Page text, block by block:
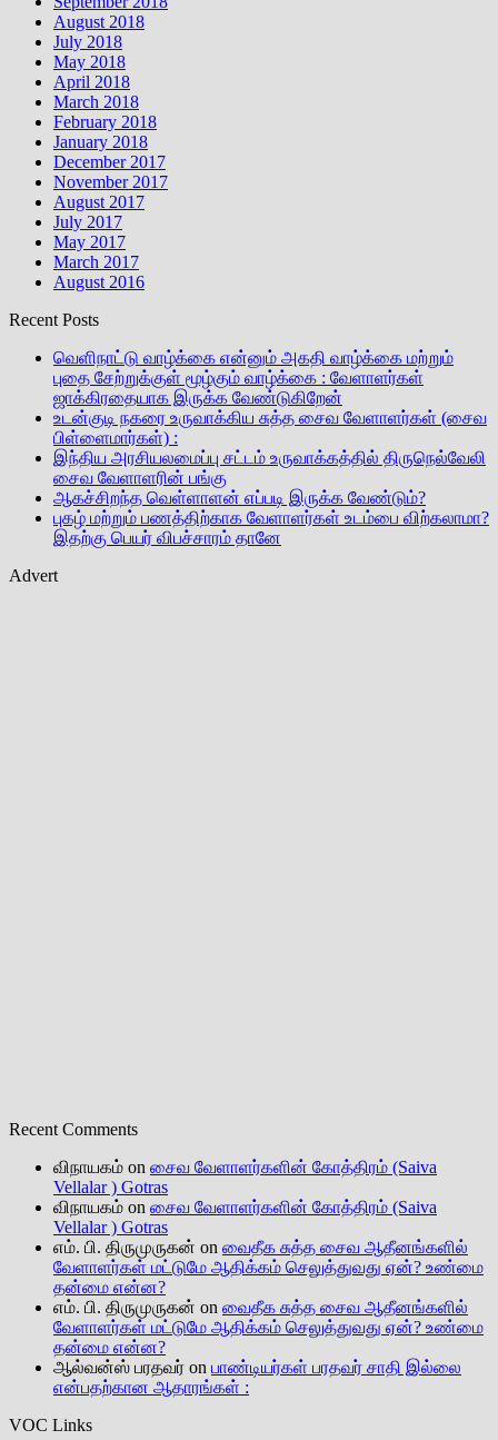
August 2018
July 2018
May 2018
April 2018
March 2018
February 2018
January 2018
December 2017
November 2017
August 2017
July 2017
May 2017
March 2017
August 2016
Recent Posts
வெளிநாட்டு வாழ்க்கை என்னும் அகதி வாழ்க்கை மற்றும்
புதை சேற்றுக்குள் மூழ்கும் வாழ்க்கை : வேளாளர்கள்
ஜாக்கிரதையாக இருக்க வேண்டுகிறேன்
உடன்குடி நகரை உருவாக்கிய சுத்த சைவ வேளாளர்கள் (சைவ
பிள்ளைமார்கள்) :
இந்திய அரசியலமைப்பு சட்டம் உருவாக்கத்தில் திருநெல்வேலி
சைவ வேளாளரின் பங்கு
ஆகச்சிறந்த வெள்ளாளன் எப்படி இருக்க வேண்டும்?
புகழ் மற்றும் பணத்திற்காக வேளாளர்கள் உடம்பை விற்கலாமா?
இதற்கு பெயர் விபச்சாரம் தானே
Advert
Recent Comments
விநாயகம் on சைவ வேளாளர்களின் கோத்திரம் (Saiva
Vellalar ) Gotras
விநாயகம் on சைவ வேளாளர்களின் கோத்திரம் (Saiva
Vellalar ) Gotras
எம். பி. திருமுருகன் on வைதீக சுத்த சைவ ஆதீனங்களில்
வேளாளர்கள் மட்டுமே ஆதிக்கம் செலுத்துவது ஏன்? உண்மை
தன்மை என்ன?
எம். பி. திருமுருகன் on வைதீக சுத்த சைவ ஆதீனங்களில்
வேளாளர்கள் மட்டுமே ஆதிக்கம் செலுத்துவது ஏன்? உண்மை
தன்மை என்ன?
ஆல்வன்ஸ் பரதவர் on பாண்டியர்கள் பரதவர் சாதி இல்லை
என்பதற்கான ஆதாரங்கள் :
VOC Links